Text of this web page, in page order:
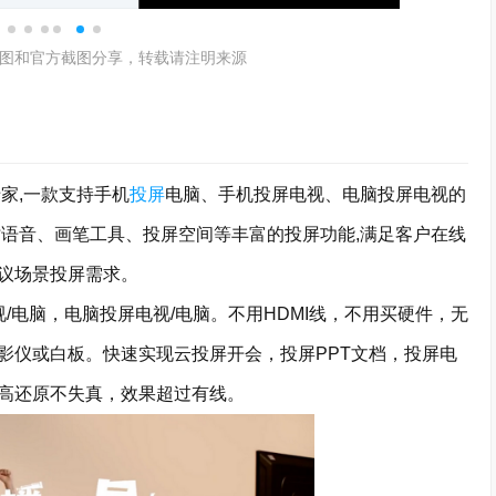
和官方截图分享，转载请注明来源
,一款支持手机投屏电脑、手机投屏电视、电脑投屏电视的
音、画笔工具、投屏空间等丰富的投屏功能,满足客户在线
场景投屏需求。
，电脑投屏电视/电脑。不用HDMI线，不用买硬件，无
仪或白板。快速实现云投屏开会，投屏PPT文档，投屏电
还原不失真，效果超过有线。